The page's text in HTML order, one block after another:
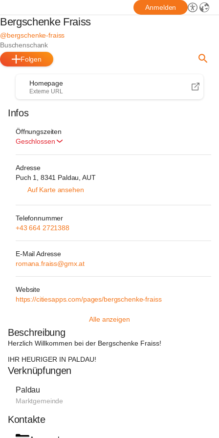
Anmelden
Bergschenke Fraiss
@bergschenke-fraiss
Buschenschank
Folgen
Homepage
Externe URL
Infos
Öffnungszeiten
Geschlossen
Adresse
Puch 1, 8341 Paldau, AUT
Auf Karte ansehen
Telefonnummer
+43 664 2721388
E-Mail Adresse
romana.fraiss@gmx.at
Website
https://citiesapps.com/pages/bergschenke-fraiss
Alle anzeigen
Beschreibung
Herzlich Willkommen bei der Bergschenke Fraiss!
IHR HEURIGER IN PALDAU!
Verknüpfungen
Paldau
Marktgemeinde
Kontakte